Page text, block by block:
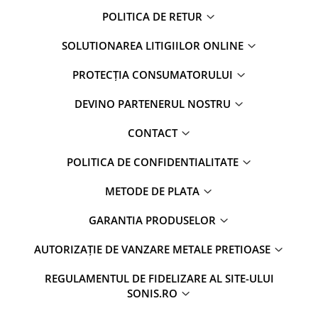
POLITICA DE RETUR
SOLUTIONAREA LITIGIILOR ONLINE
PROTECȚIA CONSUMATORULUI
DEVINO PARTENERUL NOSTRU
CONTACT
POLITICA DE CONFIDENTIALITATE
METODE DE PLATA
GARANTIA PRODUSELOR
AUTORIZAȚIE DE VANZARE METALE PRETIOASE
REGULAMENTUL DE FIDELIZARE AL SITE-ULUI
SONIS.RO